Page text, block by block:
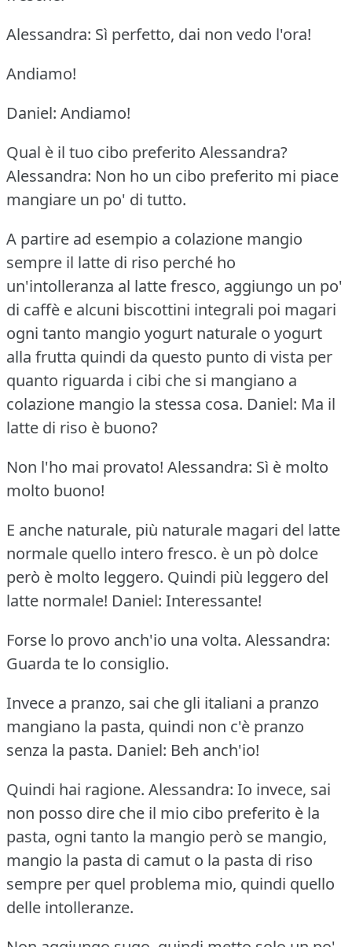
Alessandra: Sì perfetto, dai non vedo l'ora!
Andiamo!
Daniel: Andiamo!
Qual è il tuo cibo preferito Alessandra?
Alessandra: Non ho un cibo preferito mi piace
mangiare un po' di tutto.
A partire ad esempio a colazione mangio
sempre il latte di riso perché ho
un'intolleranza al latte fresco, aggiungo un po'
di caffè e alcuni biscottini integrali poi magari
ogni tanto mangio yogurt naturale o yogurt
alla frutta quindi da questo punto di vista per
quanto riguarda i cibi che si mangiano a
colazione mangio la stessa cosa. Daniel: Ma il
latte di riso è buono?
Non l'ho mai provato! Alessandra: Sì è molto
molto buono!
E anche naturale, più naturale magari del latte
normale quello intero fresco. è un pò dolce
però è molto leggero. Quindi più leggero del
latte normale! Daniel: Interessante!
Forse lo provo anch'io una volta. Alessandra:
Guarda te lo consiglio.
Invece a pranzo, sai che gli italiani a pranzo
mangiano la pasta, quindi non c'è pranzo
senza la pasta. Daniel: Beh anch'io!
Quindi hai ragione. Alessandra: Io invece, sai
non posso dire che il mio cibo preferito è la
pasta, ogni tanto la mangio però se mangio,
mangio la pasta di camut o la pasta di riso
sempre per quel problema mio, quindi quello
delle intolleranze.